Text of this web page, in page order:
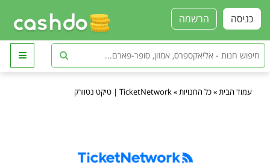
הרשמה כניסה
עמוד הבית »כל החנויות »TicketNetwork | טיקט נטוורק